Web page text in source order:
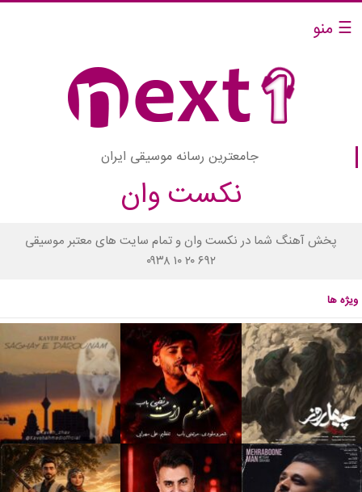
☰ منو
جامعترین رسانه موسیقی ایران
نکست وان
پخش آهنگ شما در نکست وان و تمام سایت های معتبر موسیقی
۰۹۳۸ ۱۰ ۲۰ ۶۹۲
ویژه ها